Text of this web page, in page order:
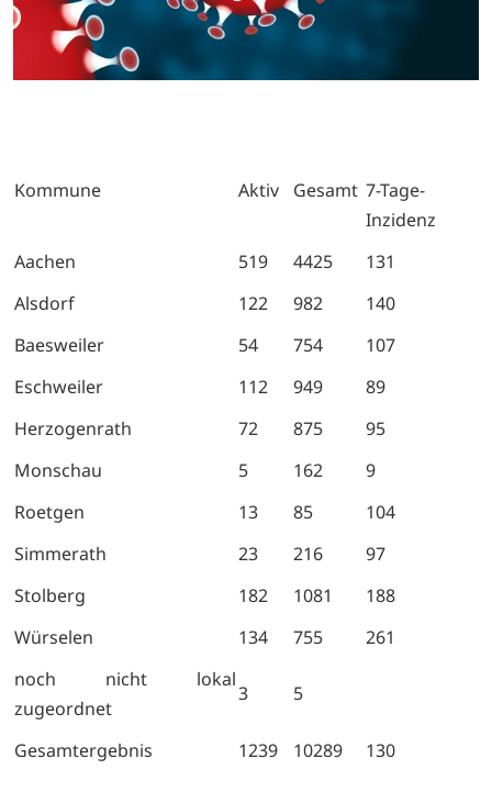
Kommune Aktiv Gesamt 7-Tage-
Inzidenz
Aachen
519 4425
131
Alsdorf
122 982
140
Baesweiler
54 754
107
Eschweiler
112 949
89
Herzogenrath
72 875
95
Monschau
5 162
9
Roetgen
13 85
104
Simmerath
23 216
97
Stolberg
182 1081
188
Würselen
134 755
261
noch nicht lokal
zugeordnet
3 5
Gesamtergebnis 1239 10289 130